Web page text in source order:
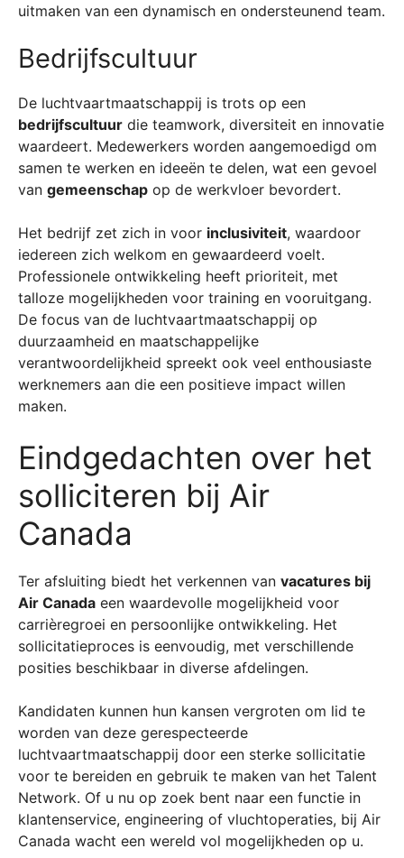
uitmaken van een dynamisch en ondersteunend team.
Bedrijfscultuur
De luchtvaartmaatschappij is trots op een
bedrijfscultuur die teamwork, diversiteit en innovatie
waardeert. Medewerkers worden aangemoedigd om
samen te werken en ideeën te delen, wat een gevoel
van gemeenschap op de werkvloer bevordert.
Het bedrijf zet zich in voor inclusiviteit, waardoor
iedereen zich welkom en gewaardeerd voelt.
Professionele ontwikkeling heeft prioriteit, met
talloze mogelijkheden voor training en vooruitgang.
De focus van de luchtvaartmaatschappij op
duurzaamheid en maatschappelijke
verantwoordelijkheid spreekt ook veel enthousiaste
werknemers aan die een positieve impact willen
maken.
Eindgedachten over het
solliciteren bij Air
Canada
Ter afsluiting biedt het verkennen van vacatures bij
Air Canada een waardevolle mogelijkheid voor
carrièregroei en persoonlijke ontwikkeling. Het
sollicitatieproces is eenvoudig, met verschillende
posities beschikbaar in diverse afdelingen.
Kandidaten kunnen hun kansen vergroten om lid te
worden van deze gerespecteerde
luchtvaartmaatschappij door een sterke sollicitatie
voor te bereiden en gebruik te maken van het Talent
Network. Of u nu op zoek bent naar een functie in
klantenservice, engineering of vluchtoperaties, bij Air
Canada wacht een wereld vol mogelijkheden op u.